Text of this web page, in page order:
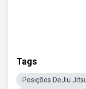
Tags
Posições DeJiu